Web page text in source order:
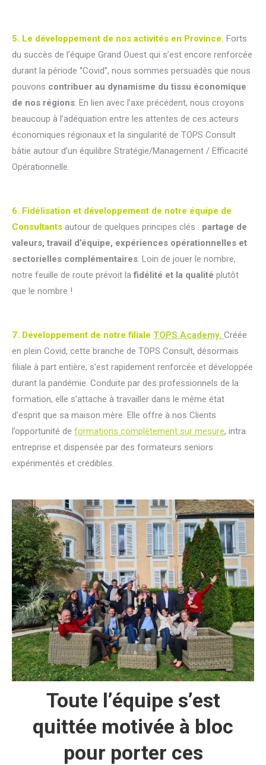
5. Le développement de nos activités en Province. Forts
du succès de l’équipe Grand Ouest qui s’est encore renforcée
durant la période ‘’Covid’’, nous sommes persuadés que nous
pouvons contribuer au dynamisme du tissu économique
de nos régions. En lien avec l’axe précédent, nous croyons
beaucoup à l’adéquation entre les attentes de ces acteurs
économiques régionaux et la singularité de TOPS Consult
bâtie autour d’un équilibre Stratégie/Management / Efficacité
Opérationnelle.
6. Fidélisation et développement de notre équipe de
Consultants autour de quelques principes clés : partage de
valeurs, travail d’équipe, expériences opérationnelles et
sectorielles complémentaires. Loin de jouer le nombre,
notre feuille de route prévoit la fidélité et la qualité plutôt
que le nombre !
7. Développement de notre filiale TOPS Academy. Créée
en plein Covid, cette branche de TOPS Consult, désormais
filiale à part entière, s’est rapidement renforcée et développée
durant la pandémie. Conduite par des professionnels de la
formation, elle s’attache à travailler dans le même état
d’esprit que sa maison mère. Elle offre à nos Clients
l’opportunité de formations complètement sur mesure, intra
entreprise et dispensée par des formateurs seniors
expérimentés et crédibles.
Toute l’équipe s’est
quittée motivée à bloc
pour porter ces